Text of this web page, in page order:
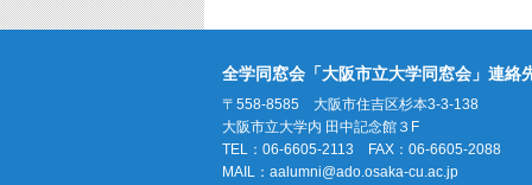
全学同窓会「大阪市立大学同窓会」連絡
〒558-8585 大阪市住吉区杉本3-3-138
大阪市立大学内 田中記念館３F
TEL：06-6605-2113 FAX：06-6605-2088
MAIL： aalumni@ado.osaka-cu.ac.jp